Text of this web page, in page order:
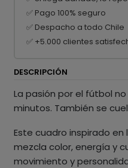
✅ Pago 100% seguro
✅ Despacho a todo Chile
✅ +5.000 clientes
DESCRIPCIÓN
La pasión por el fútbol
minutos. También se
Este cuadro inspirado en
mezcla color, energía y
movimiento y